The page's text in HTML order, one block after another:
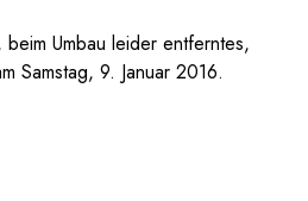
Umbau leider entferntes,
Samstag, 9. Januar 2016.